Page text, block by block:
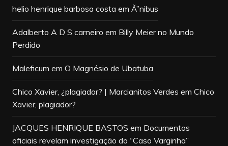
helio henrique barbosa costa em Ã”nibus
Adalberto A D S carneiro em Billy Meier no Mundo
Perdido
Maleficum em O Magnésio de Ubatuba
Chico Xavier, ¿plagiador? | Marcianitos Verdes em Chico
Xavier, plagiador?
JACQUES HENRIQUE BASTOS em Documentos
oficiais revelam investigação do “Caso Varginha”